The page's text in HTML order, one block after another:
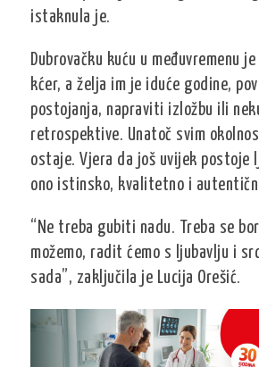
istaknula je.
Dubrovačku kuću u međuvremenu
kćer, a želja im je iduće godine,
postojanja, napraviti izložbu ili
retrospektive. Unatoč svim
ostaje. Vjera da još uvijek postoje
ono istinsko, kvalitetno i
“Ne treba gubiti nadu. Treba se
možemo, radit ćemo s ljubavlju i
sada”, zaključila je Lucija Orešić.